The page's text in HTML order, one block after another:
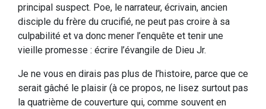
principal suspect. Poe, le narrateur, écrivain, ancien
disciple du frère du crucifié, ne peut pas croire à sa
culpabilité et va donc mener l’enquête et tenir une
vieille promesse : écrire l’évangile de Dieu Jr.
Je ne vous en dirais pas plus de l’histoire, parce que ce
serait gâché le plaisir (à ce propos, ne lisez surtout pas
la quatrième de couverture qui, comme souvent en